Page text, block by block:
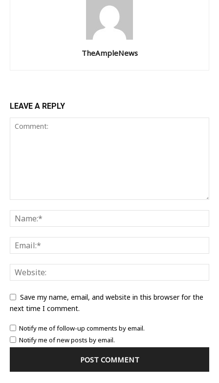
TheAmpleNews
LEAVE A REPLY
Save my name, email, and website in this browser for the
next time I comment.
Notify me of follow-up comments by email.
Notify me of new posts by email.